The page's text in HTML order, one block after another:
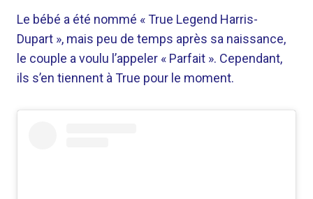
Le bébé a été nommé « True Legend Harris-
Dupart », mais peu de temps après sa naissance,
le couple a voulu l’appeler « Parfait ». Cependant,
ils s’en tiennent à True pour le moment.